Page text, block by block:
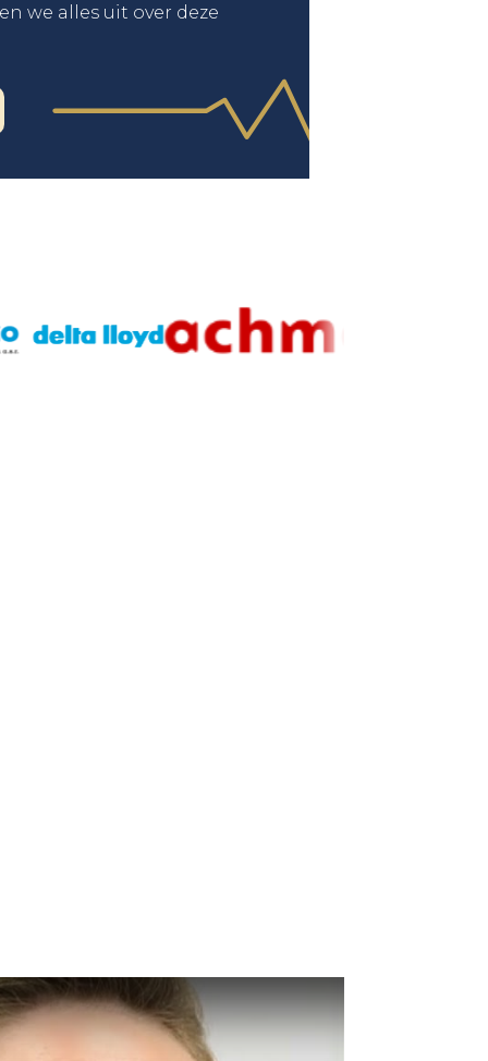
we alles uit over deze